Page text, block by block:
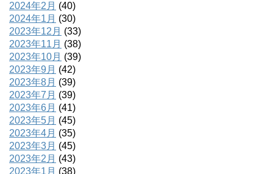
2024年2月 (40)
2024年1月 (30)
2023年12月 (33)
2023年11月 (38)
2023年10月 (39)
2023年9月 (42)
2023年8月 (39)
2023年7月 (39)
2023年6月 (41)
2023年5月 (45)
2023年4月 (35)
2023年3月 (45)
2023年2月 (43)
2023年1月 (38)